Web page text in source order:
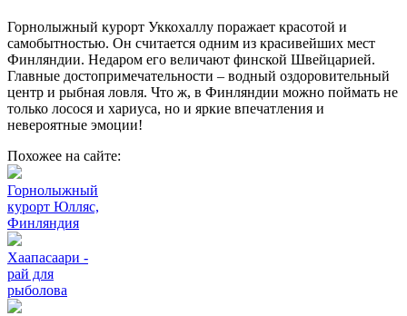
Горнолыжный курорт Уккохаллу поражает красотой и
самобытностью. Он считается одним из красивейших мест
Финляндии. Недаром его величают финской Швейцарией.
Главные достопримечательности – водный оздоровительный
центр и рыбная ловля. Что ж, в Финляндии можно поймать не
только лосося и хариуса, но и яркие впечатления и
невероятные эмоции!
Похожее на сайте:
Горнолыжный
курорт Юлляс,
Финляндия
Хаапасаари -
рай для
рыболова